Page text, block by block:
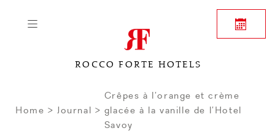
ROCCO FORTE HOTELS
Home Journal
Crêpes à l’orange et crème
glacée à la vanille de l’Hotel
Savoy